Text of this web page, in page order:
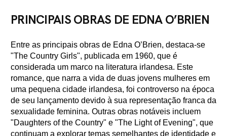
PRINCIPAIS OBRAS DE EDNA O’BRIEN
Entre as principais obras de Edna O’Brien, destaca-se
"The Country Girls", publicada em 1960, que é
considerada um marco na literatura irlandesa. Este
romance, que narra a vida de duas jovens mulheres em
uma pequena cidade irlandesa, foi controverso na época
de seu lançamento devido à sua representação franca da
sexualidade feminina. Outras obras notáveis incluem
"Daughters of the Country" e "The Light of Evening", que
continuam a explorar temas semelhantes de identidade e